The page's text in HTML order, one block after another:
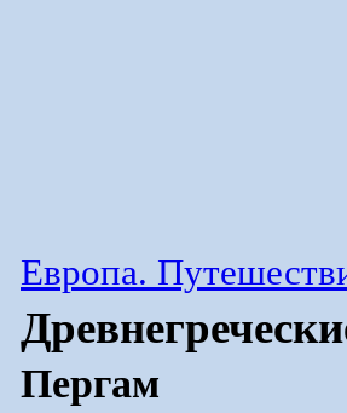
Европа.
Пергам